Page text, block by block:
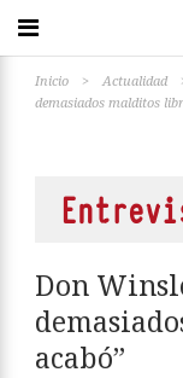
Inicio > Actualidad
demasiados malditos
Don
acabó”